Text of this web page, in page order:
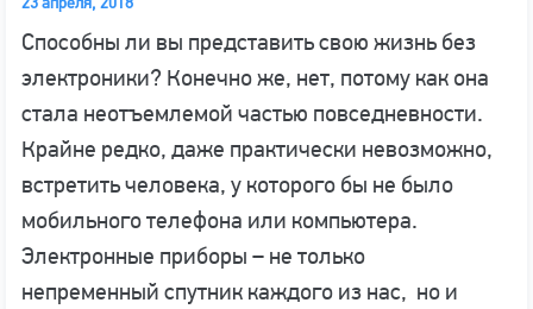
Способны ли вы представить свою жизнь без
электроники? Конечно же, нет, потому как она
стала неотъемлемой частью повседневности.
Крайне редко, даже практически невозможно,
встретить человека, у которого бы не было
мобильного телефона или компьютера.
Электронные приборы – не только
непременный спутник каждого из нас, но и